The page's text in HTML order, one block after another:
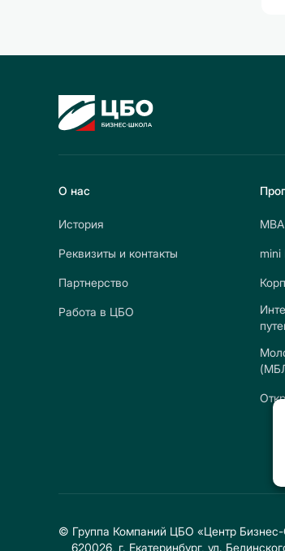
О нас
История
Реквизиты и контакты
Партнерство
Работа в ЦБО
МВА
© Группа Компаний ЦБО «Центр
620026, г. Екатеринбург, ул.